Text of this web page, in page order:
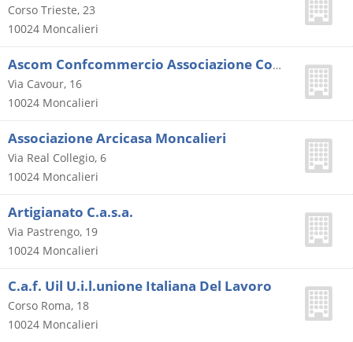
Corso Trieste, 23
10024 Moncalieri
Ascom Confcommercio Associazione Commercianti Ed Esercenti Di Moncalieri
Via Cavour, 16
10024 Moncalieri
Associazione Arcicasa Moncalieri
Via Real Collegio, 6
10024 Moncalieri
Artigianato C.a.s.a.
Via Pastrengo, 19
10024 Moncalieri
C.a.f. Uil U.i.l.unione Italiana Del Lavoro
Corso Roma, 18
10024 Moncalieri